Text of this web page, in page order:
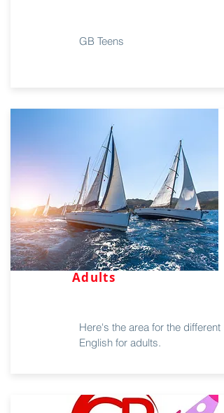
GB Teens
Adults
Here's the area for the different
English for adults.